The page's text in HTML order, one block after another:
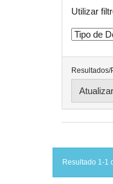
Utilizar
Resultados/
Resultado 1-1